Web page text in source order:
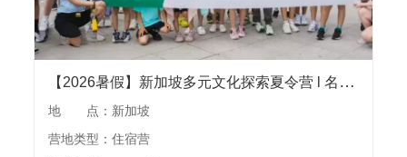
【2026暑假】新加坡多元文化探索夏令营 l 名校人工智能课程，国家博物馆、科学馆、植物园、鱼尾狮等景点，畅玩环球影城
地 点：新加坡
营地类型：住宿营